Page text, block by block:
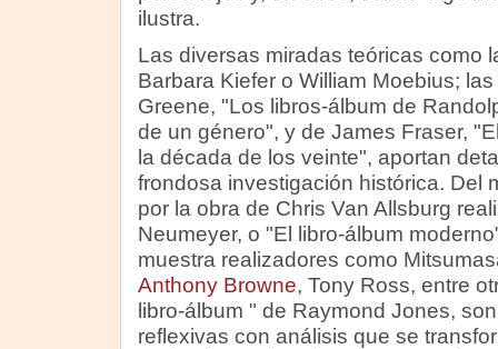
ilustra.
Las diversas miradas teóricas como
Barbara Kiefer o William Moebius;
Greene, "Los libros-álbum de
de un género", y de James Fraser,
la década de los veinte", aportan
frondosa investigación histórica. Del
por la obra de Chris Van Allsburg
Neumeyer, o "El libro-álbum
muestra realizadores como
Anthony Browne, Tony Ross, entre
libro-álbum " de Raymond Jones,
reflexivas con análisis que se